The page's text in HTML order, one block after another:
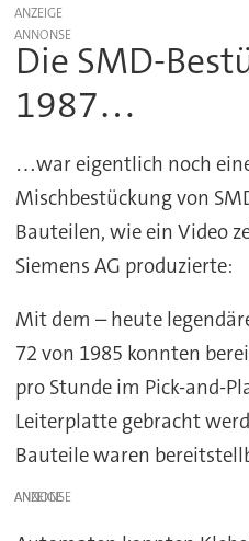
ANZEIGE
Die SMD-
1987…
…war eigentlich noch
Mischbestückung von
Bauteilen, wie ein Video
Siemens AG produzierte:
Mit dem – heute
72 von 1985 konnten
pro Stunde im Pick-and-
Leiterplatte gebracht
Bauteile waren
ANZEIGE